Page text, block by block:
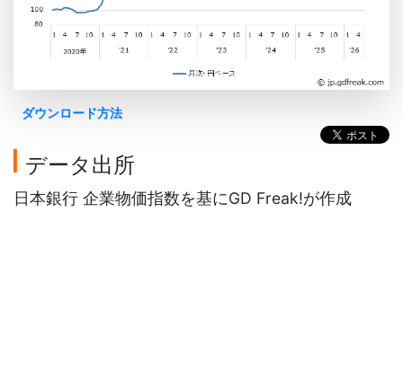
ダウンロード方法
データ出所
日本銀行 企業物価指数を基にGD Freak!が作成